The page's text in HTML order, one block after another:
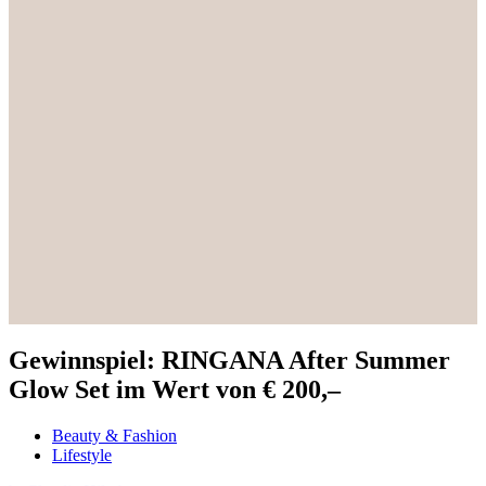
Gewinnspiel: RINGANA After Summer
Glow Set im Wert von € 200,–
Beauty & Fashion
Lifestyle